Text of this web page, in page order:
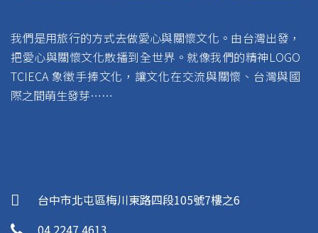
我們是用旅行的方式去做愛心與關懷文化。由台灣出發，
把愛心與關懷文化散播到全世界。就像我們的精神LOGO
TCIECA 象徵手捧文化，讓文化在交流與關懷、台灣與國
際之間萌生發芽……
台中市北屯區梅川東路四段105號7樓之6
04 2247 4613